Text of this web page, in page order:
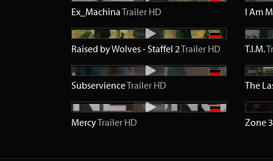
Ex_MachinaTrailer HD I Am
Raised by Wolves - Staffel 2Trailer HD T.I.M.
SubservienceTrailer HD The
MercyTrailer HD Zone